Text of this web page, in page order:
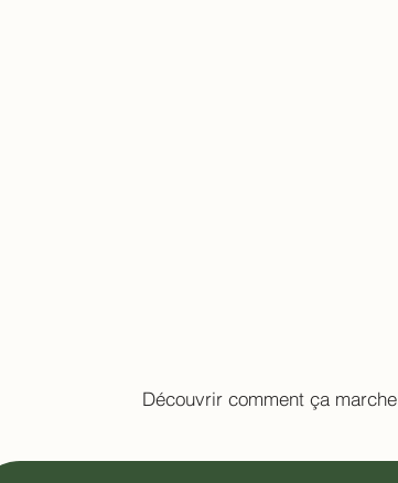
Découvrir comment ça marche